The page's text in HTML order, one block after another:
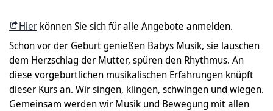
Hier können Sie sich für alle Angebote anmelden.
Schon vor der Geburt genießen Babys Musik, sie lauschen
dem Herzschlag der Mutter, spüren den Rhythmus. An
diese vorgeburtlichen musikalischen Erfahrungen knüpft
dieser Kurs an. Wir singen, klingen, schwingen und wiegen.
Gemeinsam werden wir Musik und Bewegung mit allen